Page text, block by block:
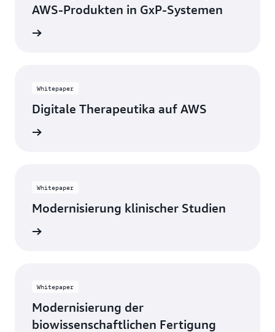
AWS-Produkten in GxP-Systemen
Whitepaper
Digitale Therapeutika auf AWS
Whitepaper
Modernisierung klinischer Studien
Whitepaper
Modernisierung der
biowissenschaftlichen Fertigung